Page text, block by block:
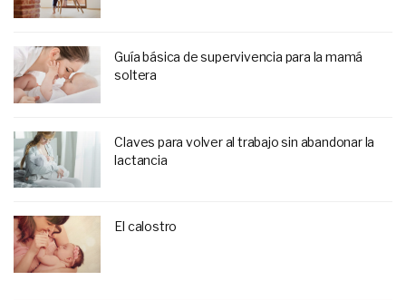
Guía básica de supervivencia para la mamá
soltera
Claves para volver al trabajo sin abandonar la
lactancia
El calostro